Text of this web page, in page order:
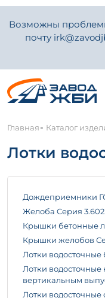
Возможны
почту
Главная- Каталог
Лотки
Дождеприемники
Желоба Серия
Крышки бетонные
Крышки желобов
Лотки водосточные
Лотки водосточные
вертикальным
Лотки водосточные